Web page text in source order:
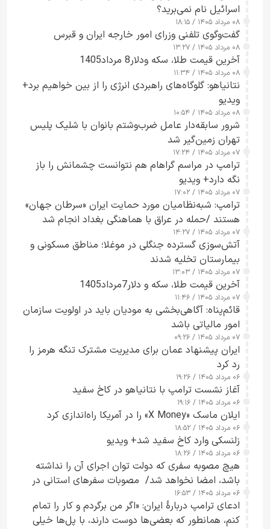
اسرائیل نام نمی‌برید؟
۰۸ مرداد ۱۴۰۵ / ۱۸:۱۵
گفت‌وگوی تلفنی وزرای امور خارجه ایران و قبرس
۰۸ مرداد ۱۴۰۵ / ۱۳:۲۷
آخرین قیمت طلا، سکه ودلار8 مرداد1405
۰۸ مرداد ۱۴۰۵ / ۱۱:۳۴
نتانیاهو: گلوگاه‌های راهبردی انرژی را از بین خواهیم برد+
ویدیو
۰۸ مرداد ۱۴۰۵ / ۱۰:۵۴
شرور سابقه‌دار عامل ضرب‌وشتم بانوان با شلیک پلیس
تهران زمین‌گیر شد
۰۷ مرداد ۱۴۰۵ / ۱۷:۲۴
ترامپ در مراسم گراهام هم نتوانست چشمانش را باز
نگه دارد+ ویدیو
۰۷ مرداد ۱۴۰۵ / ۱۷:۰۲
ترامپ: شبه‌نظامیان مورد حمایت ایران «سرطان جهان»
هستند /حمله در عراق با هماهنگی بغداد انجام شد
۰۷ مرداد ۱۴۰۵ / ۱۴:۲۷
آتش‌سوزی گسترده جنگلی در موغلا؛ مناطق مسکونی و
بیمارستان تخلیه شدند
۰۷ مرداد ۱۴۰۵ / ۱۳:۰۳
آخرین قیمت طلا، سکه و دلار7مرداد1405
۰۷ مرداد ۱۴۰۵ / ۱۱:۴۶
قائم‌پناه: آگاهی‌بخشی به مودیان باید در اولویت سازمان
امور مالیاتی باشد
۰۷ مرداد ۱۴۰۵ / ۰۹:۲۶
ایران پیشنهاد عمان برای مدیریت مشترک تنگه هرمز را
رد کرد
۰۶ مرداد ۱۴۰۵ / ۱۹:۲۶
آغاز نشست ترامپ با نتانیاهو در کاخ سفید
۰۶ مرداد ۱۴۰۵ / ۱۹:۱۶
ایلان ماسک «X Money» را در آمریکا راه‌اندازی کرد
۰۶ مرداد ۱۴۰۵ / ۱۸:۵۲
زلنسکی وارد کاخ سفید شد+ ویدیو
۰۶ مرداد ۱۴۰۵ / ۱۸:۲۶
هیچ مصوبه سفری که دولت توان اجرای آن را نداشته
باشد، امضا نخواهد شد/ مصوبات سفرهای استانی در
چارچوب قانون بودجه است+ عکس
۰۶ مرداد ۱۴۰۵ / ۱۶:۵۳
ادعای ترامپ دربارهٔ ایران: «اگر من برگردم و کار را تمام
کنم، همانطور که بعضی‌ها دوست دارند، با پل‌ها خیلی